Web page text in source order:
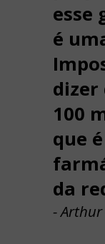
esse
é
dizer
100
que
da
-